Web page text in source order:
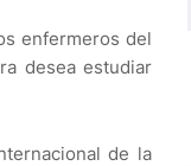
enfermeros del
desea estudiar
de la